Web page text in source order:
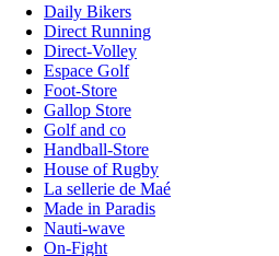
Daily Bikers
Direct Running
Direct-Volley
Espace Golf
Foot-Store
Gallop Store
Golf and co
Handball-Store
House of Rugby
La sellerie de Maé
Made in Paradis
Nauti-wave
On-Fight